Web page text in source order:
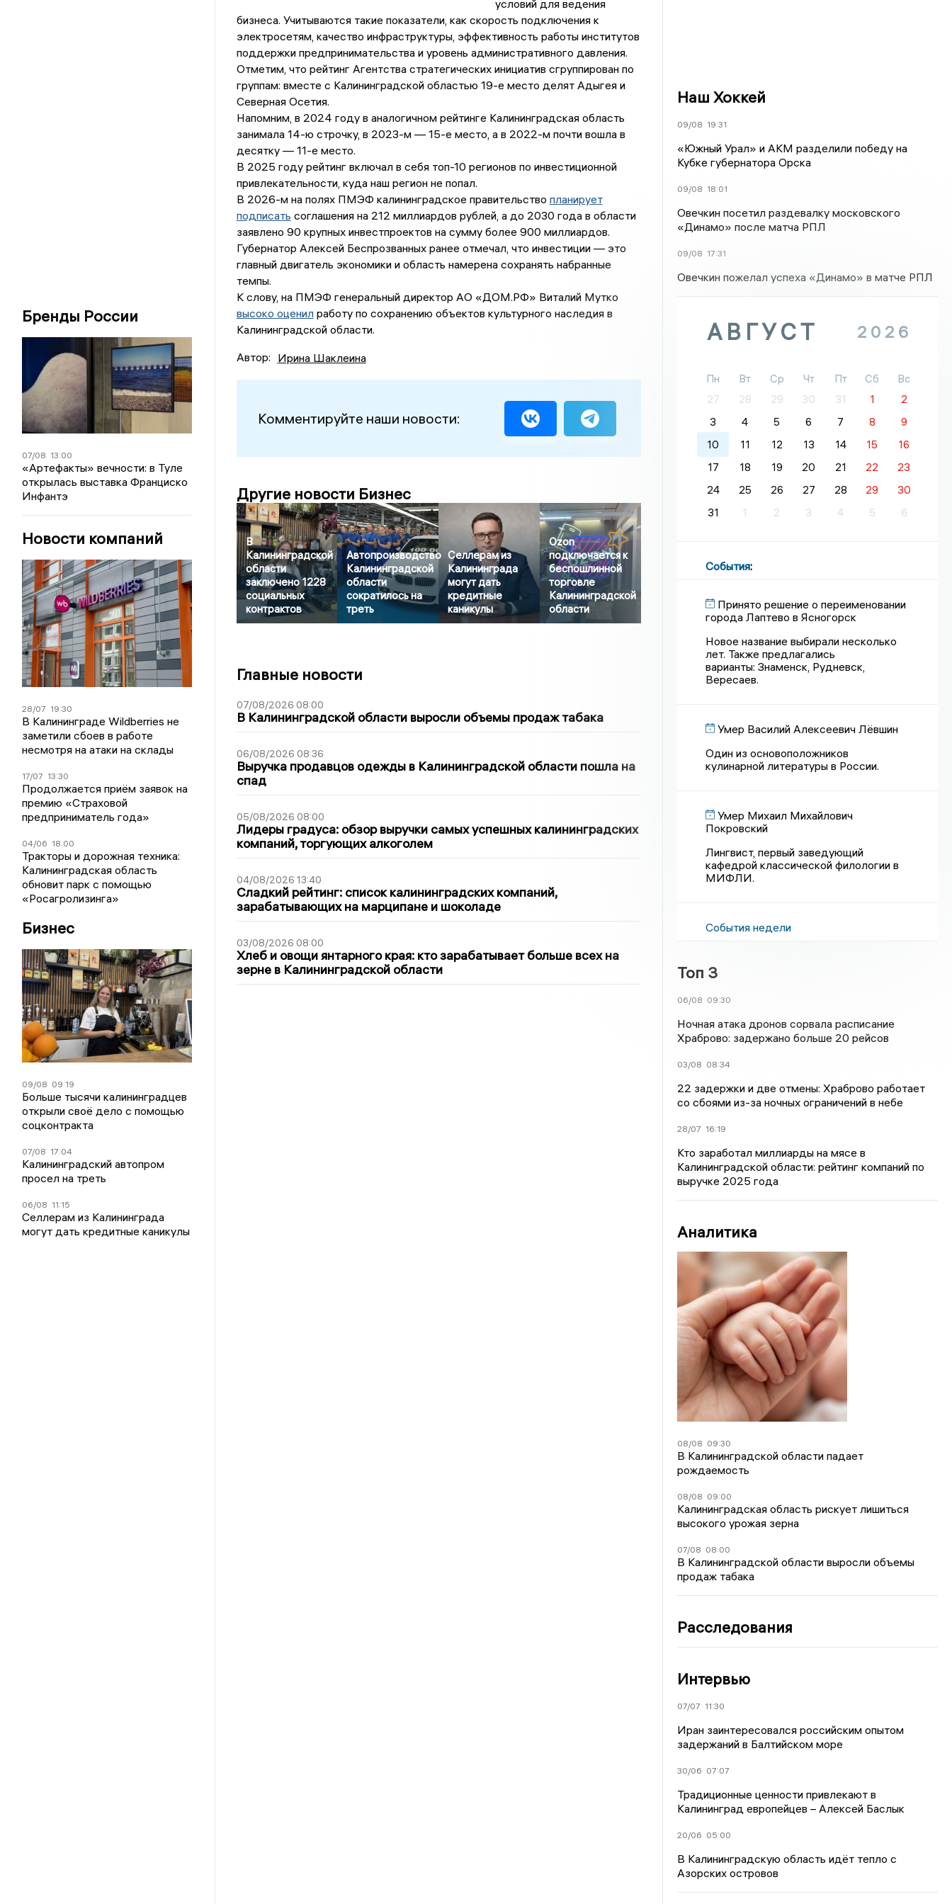
Бренды России
07/08 13:00
«Артефакты» вечности: в Туле
открылась выставка Франциско
Инфантэ
Новости компаний
28/07 19:30
В Калининграде Wildberries не
заметили сбоев в работе
несмотря на атаки на склады
17/07 13:30
Продолжается приём заявок на
премию «Страховой
предприниматель года»
04/06 18:00
Тракторы и дорожная техника:
Калининградская область
обновит парк с помощью
«Росагролизинга»
Бизнес
09/08 09:19
Больше тысячи калининградцев
открыли своё дело с помощью
соцконтракта
07/08 17:04
Калининградский автопром
просел на треть
06/08 11:15
Селлерам из Калининграда
могут дать кредитные каникулы
условий для ведения
бизнеса. Учитываются такие показатели, как скорость подключения к
электросетям, качество инфраструктуры, эффективность работы институтов
поддержки предпринимательства и уровень административного давления.
Отметим, что рейтинг Агентства стратегических инициатив сгруппирован по
группам: вместе с Калининградской областью 19-е место делят Адыгея и
Северная Осетия.
Напомним, в 2024 году в аналогичном рейтинге Калининградская область
занимала 14-ю строчку, в 2023-м — 15-е место, а в 2022-м почти вошла в
десятку — 11-е место.
В 2025 году рейтинг включал в себя топ-10 регионов по инвестиционной
привлекательности, куда наш регион не попал.
В 2026-м на полях ПМЭФ калининградское правительство планирует
подписать соглашения на 212 миллиардов рублей, а до 2030 года в области
заявлено 90 крупных инвестпроектов на сумму более 900 миллиардов.
Губернатор Алексей Беспрозванных ранее отмечал, что инвестиции — это
главный двигатель экономики и область намерена сохранять набранные
темпы.
К слову, на ПМЭФ генеральный директор АО «ДОМ.РФ» Виталий Мутко
высоко оценилработу по сохранению объектов культурного наследия в
Калининградской области.
Автор: Ирина Шаклеина
Комментируйте наши новости:
Другие новости Бизнес
В
Калининградской
области
заключено 1228
социальных
контрактов
Автопроизводство
Калининградской
области
сократилось на
треть
Селлерам из
Калининграда
могут дать
кредитные
каникулы
Ozon
подключается к
беспошлинной
торговле
Калининградской
области
Главные новости
07/08/2026 08:00
В Калининградской области выросли объемы продаж табака
06/08/2026 08:36
Выручка продавцов одежды в Калининградской области пошла на
спад
05/08/2026 08:00
Лидеры градуса: обзор выручки самых успешных калининградских
компаний, торгующих алкоголем
04/08/2026 13:40
Сладкий рейтинг: список калининградских компаний,
зарабатывающих на марципане и шоколаде
03/08/2026 08:00
Хлеб и овощи янтарного края: кто зарабатывает больше всех на
зерне в Калининградской области
Наш Хоккей
09/08 19:31
«Южный Урал» и АКМ разделили победу на
Кубке губернатора Орска
09/08 18:01
Овечкин посетил раздевалку московского
«Динамо» после матча РПЛ
09/08 17:31
Овечкин пожелал успеха «Динамо» в матче РПЛ
АВГУСТ 2026
Пн Вт Ср Чт Пт Сб
Вс
27
28 29 30 31 1
2
3
4 5 6 7 8
9
10
11 12 13 14 15
16
17
18 19 20 21 22
23
24
25 26 27 28 29
30
31
1 2 3 4 5 6
События:
Принято решение о переименовании
города Лаптево в Ясногорск
Новое название выбирали несколько
лет. Также предлагались
варианты: Знаменск, Рудневск,
Вересаев.
Умер Василий Алексеевич Лёвшин
Один из основоположников
кулинарной литературы в России.
Умер Михаил Михайлович
Покровский
Лингвист, первый заведующий
кафедрой классической филологии в
МИФЛИ.
События недели
Топ 3
06/08 09:30
Ночная атака дронов сорвала расписание
Храброво: задержано больше 20 рейсов
03/08 08:34
22 задержки и две отмены: Храброво работает
со сбоями из-за ночных ограничений в небе
28/07 16:19
Кто заработал миллиарды на мясе в
Калининградской области: рейтинг компаний по
выручке 2025 года
Аналитика
08/08 09:30
В Калининградской области падает
рождаемость
08/08 09:00
Калининградская область рискует лишиться
высокого урожая зерна
07/08 08:00
В Калининградской области выросли объемы
продаж табака
Расследования
Интервью
07/07 11:30
Иран заинтересовался российским опытом
задержаний в Балтийском море
30/06 07:07
Традиционные ценности привлекают в
Калининград европейцев – Алексей Баслык
20/06 05:00
В Калининградскую область идёт тепло с
Азорских островов